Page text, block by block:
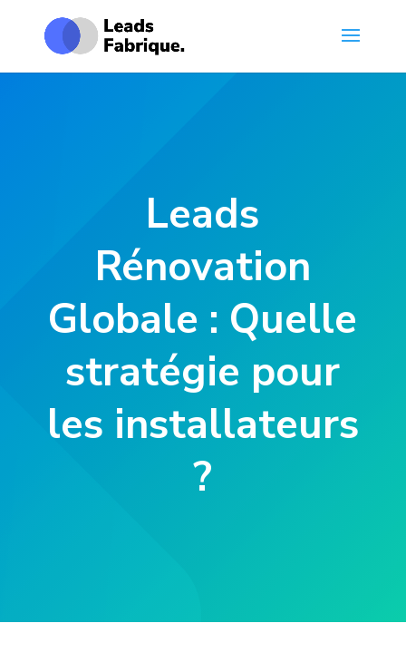
Leads
Rénovation
Globale : Quelle
stratégie pour
les installateurs
?